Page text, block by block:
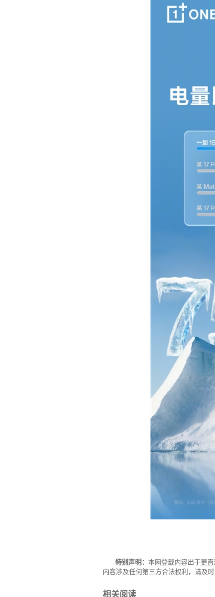
特别声明： 本网登载内容出于更
内容涉及任何第三方合法权利，请及
相关阅读